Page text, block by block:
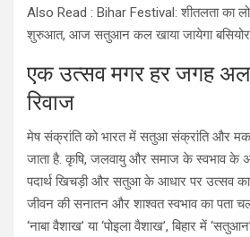
Also Read : Bihar Festival: शीतलता का
शुरुआत, आज सतुआन कल खाया जायेगा
एक उत्सव मगर हर जगह
रिवाज
मेष संक्रांति को भारत में सतुआ संक्रांति और
जाता है. कृषि, जलवायु और समाज के स्वभाव के
पदार्थ खिचड़ी और सतुआ के आधार पर उत्सव का
जीवन की सनातन और शाश्वत स्वभाव का पता
‘नाबा वैशाख’ या ‘पोइला वैशाख’, बिहार में